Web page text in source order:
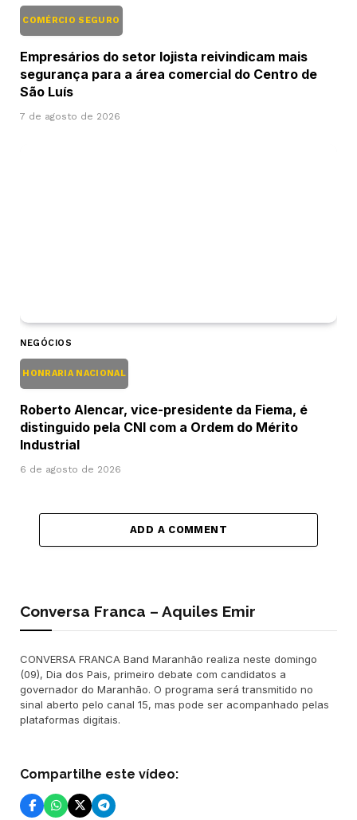
COMÉRCIO SEGURO
Empresários do setor lojista reivindicam mais
segurança para a área comercial do Centro de
São Luís
7 de agosto de 2026
NEGÓCIOS
HONRARIA NACIONAL
Roberto Alencar, vice-presidente da Fiema, é
distinguido pela CNI com a Ordem do Mérito
Industrial
6 de agosto de 2026
ADD A COMMENT
Conversa Franca – Aquiles Emir
CONVERSA FRANCA Band Maranhão realiza neste domingo
(09), Dia dos Pais, primeiro debate com candidatos a
governador do Maranhão. O programa será transmitido no
sinal aberto pelo canal 15, mas pode ser acompanhado pelas
plataformas digitais.
Compartilhe este vídeo: